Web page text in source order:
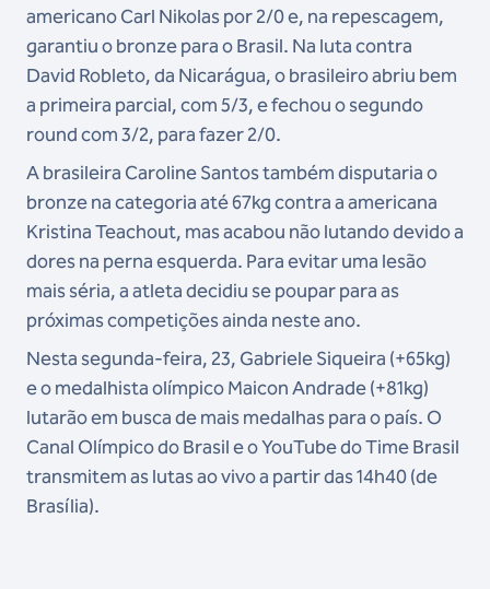
americano Carl Nikolas por 2/0 e, na repescagem,
garantiu o bronze para o Brasil. Na luta contra
David Robleto, da Nicarágua, o brasileiro abriu bem
a primeira parcial, com 5/3, e fechou o segundo
round com 3/2, para fazer 2/0.
A brasileira Caroline Santos também disputaria o
bronze na categoria até 67kg contra a americana
Kristina Teachout, mas acabou não lutando devido a
dores na perna esquerda. Para evitar uma lesão
mais séria, a atleta decidiu se poupar para as
próximas competições ainda neste ano.
Nesta segunda-feira, 23, Gabriele Siqueira (+65kg)
e o medalhista olímpico Maicon Andrade (+81kg)
lutarão em busca de mais medalhas para o país. O
Canal Olímpico do Brasil e o YouTube do Time Brasil
transmitem as lutas ao vivo a partir das 14h40 (de
Brasília).